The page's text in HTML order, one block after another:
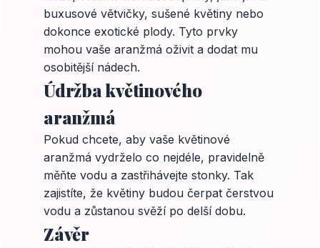
buxusové větvičky, sušené květiny nebo
dokonce exotické plody. Tyto prvky
mohou vaše aranžmá oživit a dodat mu
osobitější nádech.
Údržba květinového
aranžmá
Pokud chcete, aby vaše květinové
aranžmá vydrželo co nejdéle, pravidelně
měňte vodu a zastřihávejte stonky. Tak
zajistíte, že květiny budou čerpat čerstvou
vodu a zůstanou svěží po delší dobu.
Závěr